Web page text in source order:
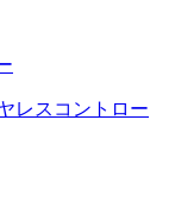
レスコントロー